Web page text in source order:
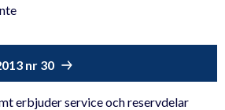
nr 30
erbjuder service och reservdelar